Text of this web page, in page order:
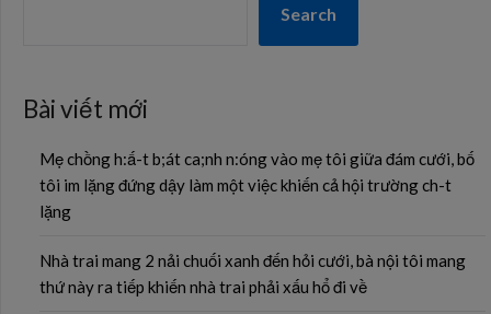
Search
Bài viết mới
Mẹ chồng h:ấ-t b;át ca;nh n:óng vào mẹ tôi giữa đám cưới, bố
tôi im lặng đứng dậy làm một việc khiến cả hội trường ch-t
lặng
Nhà trai mang 2 nải chuối xanh đến hỏi cưới, bà nội tôi mang
thứ này ra tiếp khiến nhà trai phải xấu hổ đi về